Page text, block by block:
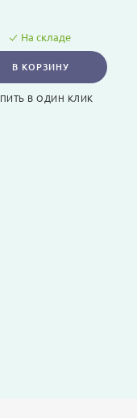
На складе
В КОРЗИНУ
В ОДИН КЛИК